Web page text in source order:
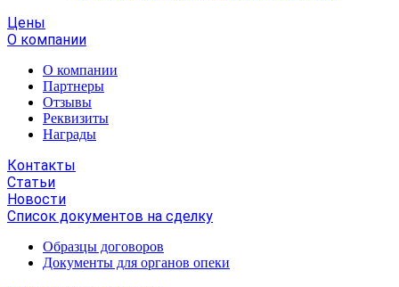
Цены
О компании
О компании
Партнеры
Отзывы
Реквизиты
Награды
Контакты
Статьи
Новости
Список документов на сделку
Образцы договоров
Документы для органов опеки